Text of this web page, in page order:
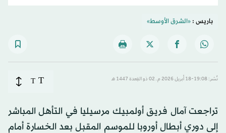
باريس :«الشرق الأوسط»
نُشر: 19:08-18 أبريل 2026 م ـ 02 ذو القِعدة 1447 هـ T
T
تراجعت آمال فريق أولمبيك مرسيليا في التأهل المباشر
إلى دوري أبطال أوروبا للموسم المقبل بعد الخسارة أمام